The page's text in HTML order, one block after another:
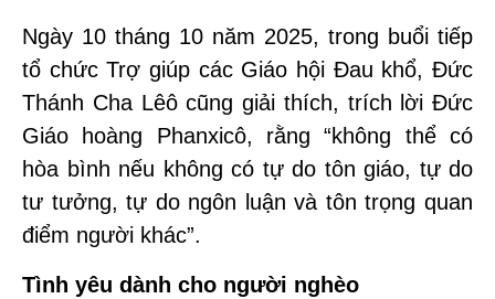
Ngày 10 tháng 10 năm 2025, trong buổi tiếp
tổ chức Trợ giúp các Giáo hội Đau khổ, Đức
Thánh Cha Lêô cũng giải thích, trích lời Đức
Giáo hoàng Phanxicô, rằng “không thể có
hòa bình nếu không có tự do tôn giáo, tự do
tư tưởng, tự do ngôn luận và tôn trọng quan
điểm người khác”.
Tình yêu dành cho người nghèo